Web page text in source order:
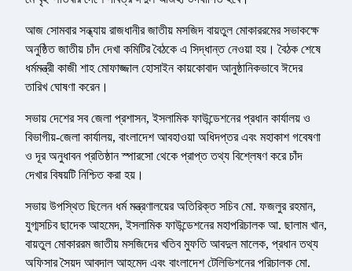
আজ সোমবার সন্ধ্যায় রাজধানীর জাতীয় মসজিদ বায়তুল মোকাররমের সভাকক্ষে
অনুষ্ঠিত জাতীয় চাঁদ দেখা কমিটির বৈঠকে এ সিদ্ধান্ত নেওয়া হয়। বৈঠক শেষে
ধর্মমন্ত্রী কাজী শাহ মোফাজ্জাল হোসাইন কায়কোবাদ আনুষ্ঠানিকভাবে ঈদের
তারিখ ঘোষণা করেন।
সভায় দেশের সব জেলা প্রশাসন, ইসলামিক ফাউন্ডেশনের প্রধান কার্যালয় ও
বিভাগীয়-জেলা কার্যালয়, বাংলাদেশ আবহাওয়া অধিদপ্তর এবং মহাকাশ গবেষণা
ও দূর অনুধাবন প্রতিষ্ঠান স্পারসো থেকে প্রাপ্ত তথ্য বিশ্লেষণ করে চাঁদ
দেখার বিষয়টি নিশ্চিত করা হয়।
সভায় উপস্থিত ছিলেন ধর্ম মন্ত্রণালয়ের অতিরিক্ত সচিব মো. ফজলুর রহমান,
যুগ্মসচিব ছাদেক আহমেদ, ইসলামিক ফাউন্ডেশনের মহাপরিচালক আ. ছালাম খান,
বায়তুল মোকাররম জাতীয় মসজিদের খতিব মুফতি আবদুল মালেক, প্রধান তথ্য
অফিসার সৈয়দ আবদাল আহমেদ এবং বাংলাদেশ টেলিভিশনের পরিচালক মো.